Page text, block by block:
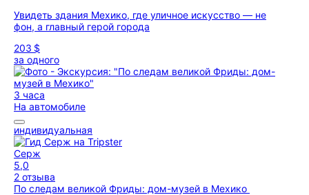
Увидеть здания Мехико, где уличное искусство — не
фон, а главный герой города
203 $
за одного
3 часа
На автомобиле
индивидуальная
Серж
5,0
2 отзыва
По следам великой Фриды: дом-музей в Мехико